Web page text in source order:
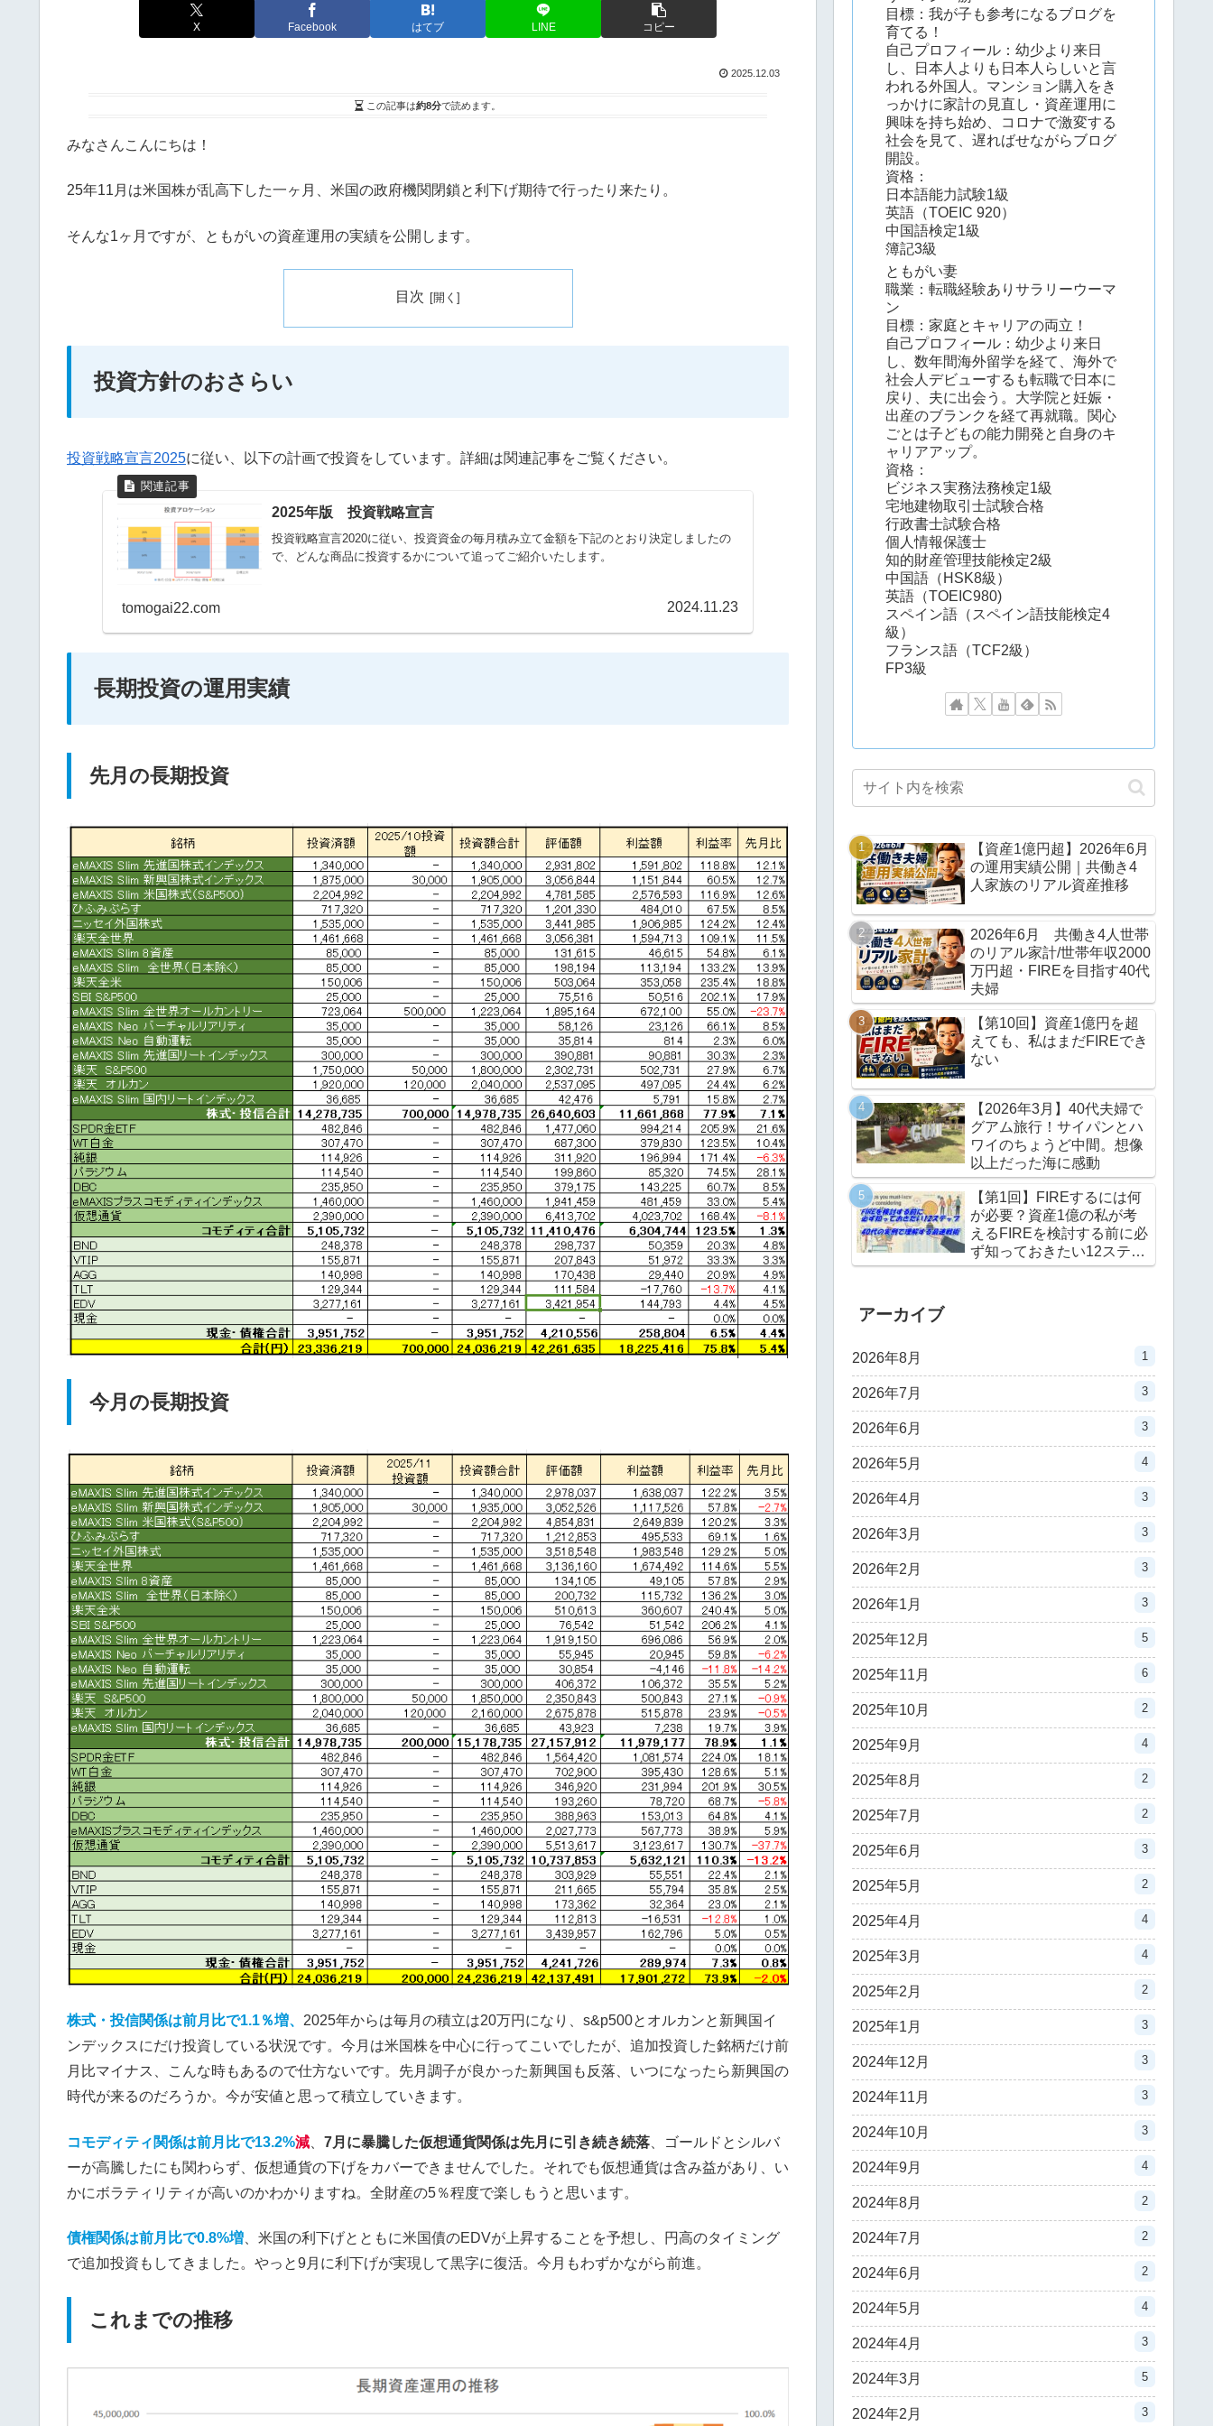
X Facebook はてブ LINE コピー
2025.12.03
この記事は約8分で読めます。
みなさんこんにちは！
25年11月は米国株が乱高下した一ヶ月、米国の政府機関閉鎖と利下げ期待で行ったり来たり。
そんな1ヶ月ですが、ともがいの資産運用の実績を公開します。
目次
投資方針のおさらい
投資戦略宣言2025に従い、以下の計画で投資をしています。詳細は関連記事をご覧ください。
2025年版 投資戦略宣言
投資戦略宣言2020に従い、投資資金の毎月積み立て金額を下記のとおり決定しましたの
で、どんな商品に投資するかについて追ってご紹介いたします。
tomogai22.com 2024.11.23
長期投資の運用実績
先月の長期投資
今月の長期投資
株式・投信関係は前月比で1.1％増、 2025年からは毎月の積立は20万円になり、s&p500とオルカンと新興国イ
ンデックスにだけ投資している状況です。今月は米国株を中心に行ってこいでしたが、追加投資した銘柄だけ前
月比マイナス、こんな時もあるので仕方ないです。先月調子が良かった新興国も反落、いつになったら新興国の
時代が来るのだろうか。今が安値と思って積立していきます。
コモディティ関係は前月比で13.2%減 7月に暴騰した仮想通貨関係は先月に引き続き続落 、ゴールドとシルバ
ーが高騰したにも関わらず、仮想通貨の下げをカバーできませんでした。それでも仮想通貨は含み益があり、い
かにボラティリティが高いのかわかりますね。全財産の5％程度で楽しもうと思います。
債権関係は前月比で0.8%増 、米国の利下げとともに米国債のEDVが上昇することを予想し、円高のタイミング
で追加投資もしてきました。やっと9月に利下げが実現して黒字に復活。今月もわずかながら前進。
これまでの推移
目標：我が子も参考になるブログを
育てる！
自己プロフィール：幼少より来日
し、日本人よりも日本人らしいと言
われる外国人。マンション購入をき
っかけに家計の見直し・資産運用に
興味を持ち始め、コロナで激変する
社会を見て、遅ればせながらブログ
開設。
資格：
日本語能力試験1級
英語（TOEIC 920）
中国語検定1級
簿記3級
ともがい妻
職業：転職経験ありサラリーウーマ
ン
目標：家庭とキャリアの両立！
自己プロフィール：幼少より来日
し、数年間海外留学を経て、海外で
社会人デビューするも転職で日本に
戻り、夫に出会う。大学院と妊娠・
出産のブランクを経て再就職。関心
ごとは子どもの能力開発と自身のキ
ャリアアップ。
資格：
ビジネス実務法務検定1級
宅地建物取引士試験合格
行政書士試験合格
個人情報保護士
知的財産管理技能検定2級
中国語（HSK8級）
英語（TOEIC980)
スペイン語（スペイン語技能検定4
級）
フランス語（TCF2級）
FP3級
【資産1億円超】2026年6月
の運用実績公開｜共働き4
人家族のリアル資産推移
2026年6月 共働き4人世帯
のリアル家計/世帯年収2000
万円超・FIREを目指す40代
夫婦
【第10回】資産1億円を超
えても、私はまだFIREでき
ない
【2026年3月】40代夫婦で
グアム旅行！サイパンとハ
ワイのちょうど中間。想像
以上だった海に感動
【第1回】FIREするには何
が必要？資産1億の私が考
えるFIREを検討する前に必
ず知っておきたい12ステッ
プ｜40代の実例で理解する
アーカイブ
2026年8月 1
2026年7月 3
2026年6月 3
2026年5月 4
2026年4月 3
2026年3月 3
2026年2月 3
2026年1月 3
2025年12月 5
2025年11月 6
2025年10月 2
2025年9月 4
2025年8月 2
2025年7月 2
2025年6月 3
2025年5月 2
2025年4月 4
2025年3月 4
2025年2月 2
2025年1月 3
2024年12月 3
2024年11月 3
2024年10月 3
2024年9月 4
2024年8月 2
2024年7月 2
2024年6月 2
2024年5月 4
2024年4月 3
2024年3月 5
2024年2月 3